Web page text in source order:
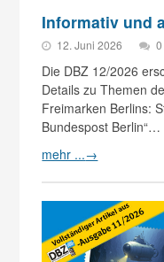
Informativ und
12. Juni 2026
Die DBZ 12/2026
Details zu Themen
Freimarken Berlins:
Bundespost Berlin“…
mehr ...→